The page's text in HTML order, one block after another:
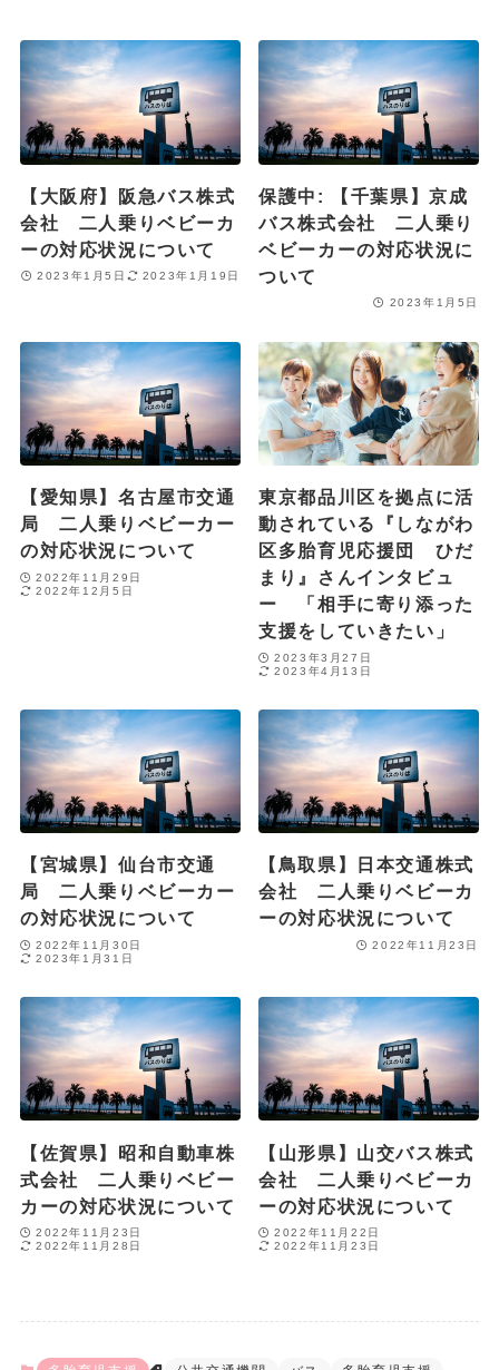
【大阪府】阪急バス株式
会社 二人乗りベビーカ
ーの対応状況について
2023年1月5日 2023年1月19日
保護中: 【千葉県】京成
バス株式会社 二人乗り
ベビーカーの対応状況に
ついて
2023年1月5日
【愛知県】名古屋市交通
局 二人乗りベビーカー
の対応状況について
2022年11月29日
2022年12月5日
東京都品川区を拠点に活
動されている『しながわ
区多胎育児応援団 ひだ
まり』さんインタビュ
ー 「相手に寄り添った
支援をしていきたい」
2023年3月27日
2023年4月13日
【宮城県】仙台市交通
局 二人乗りベビーカー
の対応状況について
2022年11月30日
2023年1月31日
【鳥取県】日本交通株式
会社 二人乗りベビーカ
ーの対応状況について
2022年11月23日
【佐賀県】昭和自動車株
式会社 二人乗りベビー
カーの対応状況について
2022年11月23日
2022年11月28日
【山形県】山交バス株式
会社 二人乗りベビーカ
ーの対応状況について
2022年11月22日
2022年11月23日